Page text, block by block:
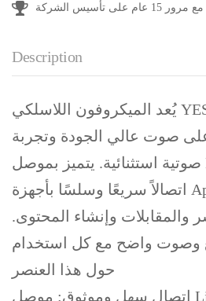
تأسيس الشركة
Description
يُعد الميكروفون اللاسلكي YESIDO KR12 الخيار
صوت عالي الجودة وتجربة
صوتية استثنائية. يتميز بموصل Lightning ، ويوفر
اتصالاً سريعًا وسلسًا بأجهزة Apple ، مما يجعله
والمقابلات وإنشاء المحتوى.
اتصال سهل وموثوق: موصل Lightning لتوفير